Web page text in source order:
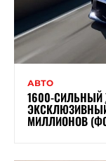
АВТО
1600-СИЛЬНЫЙ
ЭКСКЛЮЗИВНЫЙ
МИЛЛИОНОВ